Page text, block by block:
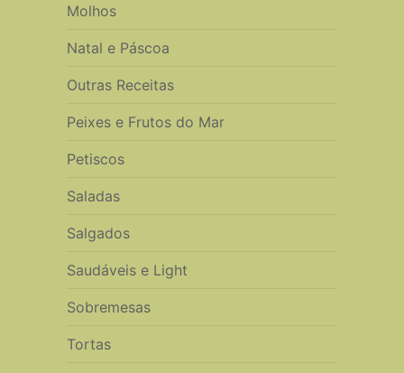
Molhos
Natal e Páscoa
Outras Receitas
Peixes e Frutos do Mar
Petiscos
Saladas
Salgados
Saudáveis e Light
Sobremesas
Tortas